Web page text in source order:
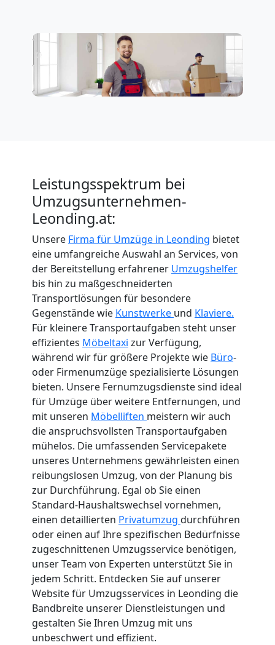
Leistungsspektrum bei
Umzugsunternehmen-
Leonding.at:
Unsere Firma für Umzüge in Leonding bietet
eine umfangreiche Auswahl an Services, von
der Bereitstellung erfahrener Umzugshelfer
bis hin zu maßgeschneiderten
Transportlösungen für besondere
Gegenstände wie Kunstwerke und Klaviere.
Für kleinere Transportaufgaben steht unser
effizientes Möbeltaxi zur Verfügung,
während wir für größere Projekte wie Büro-
oder Firmenumzüge spezialisierte Lösungen
bieten. Unsere Fernumzugsdienste sind ideal
für Umzüge über weitere Entfernungen, und
mit unseren Möbelliften meistern wir auch
die anspruchsvollsten Transportaufgaben
mühelos. Die umfassenden Servicepakete
unseres Unternehmens gewährleisten einen
reibungslosen Umzug, von der Planung bis
zur Durchführung. Egal ob Sie einen
Standard-Haushaltswechsel vornehmen,
einen detaillierten Privatumzug durchführen
oder einen auf Ihre spezifischen Bedürfnisse
zugeschnittenen Umzugsservice benötigen,
unser Team von Experten unterstützt Sie in
jedem Schritt. Entdecken Sie auf unserer
Website für Umzugsservices in Leonding die
Bandbreite unserer Dienstleistungen und
gestalten Sie Ihren Umzug mit uns
unbeschwert und effizient.